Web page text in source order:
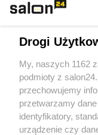
Sport
Społeczeństwo
Kultura
Drogi
My, naszych 1162
podmioty z
przechowujemy
przetwarzamy
identyfikatory,
urządzenie czy